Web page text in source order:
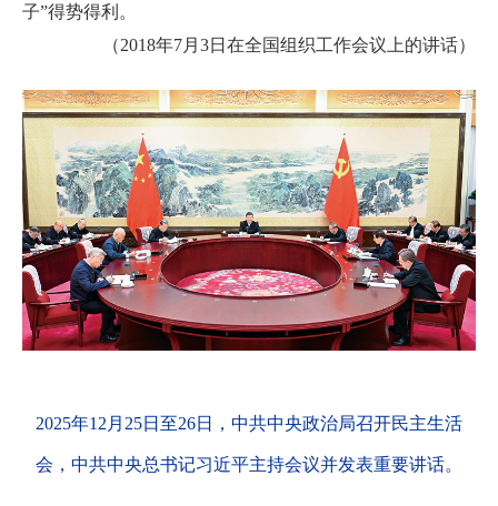
子”得势得利。
（2018年7月3日在全国组织工作会议上的讲话）
2025年12月25日至26日，中共中央政治局召开民主生活
会，中共中央总书记习近平主持会议并发表重要讲话。